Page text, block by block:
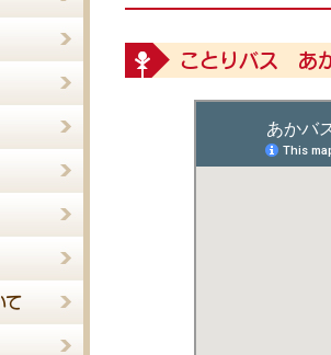
ことりバス あ
て